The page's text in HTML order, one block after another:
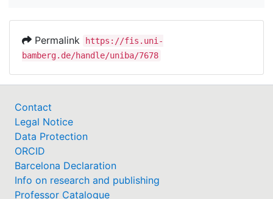
Permalink
https://fis.uni-
bamberg.de/handle/uniba/7678
Contact
Legal Notice
Data Protection
ORCID
Barcelona Declaration
Info on research and publishing
Professor Catalogue